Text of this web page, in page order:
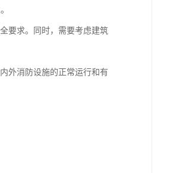
要求。同时，需要考虑建筑
外消防设施的正常运行和有